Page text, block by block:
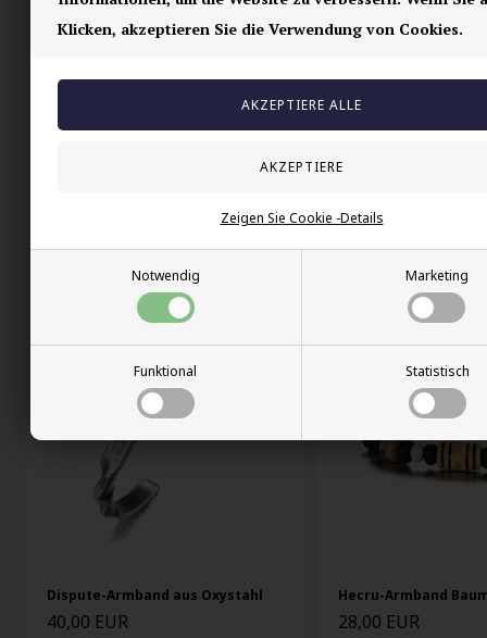
Klicken, akzeptieren Sie die Verwendung von Cookies.
Notwendig Marketing
Funktional Statistisch
Zeigen Sie Cookie -Details
Croll 8mm Perlenarmband Magnetarmband für
Dispute-Armband aus Oxystahl
40,00 EUR
Hecru-Armband
28,00 EUR